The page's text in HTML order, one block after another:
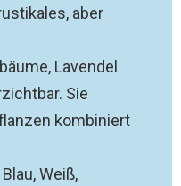
aber
Lavendel
Sie
kombiniert
Weiß,